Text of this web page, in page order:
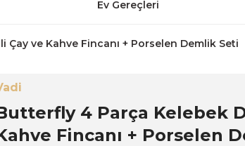
Ev Gereçleri
ve Kahve Fincanı + Porselen Demlik Seti
4 Parça Kelebek
Fincanı + Porselen